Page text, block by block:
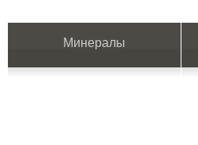
Минералы